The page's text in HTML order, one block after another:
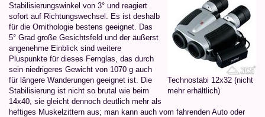
Technostabi 12x32 (nicht
mehr erhältlich)
Stabilisierungswinkel von 3° und reagiert
sofort auf Richtungswechsel. Es ist deshalb
für die Ornithologie bestens geeignet. Das
5° Grad große Gesichtsfeld und der äußerst
angenehme Einblick sind weitere
Pluspunkte für dieses Fernglas, das durch
sein niedrigeres Gewicht von 1070 g auch
für längere Wanderungen geeignet ist. Die
Stabilisierung ist nicht so brutal wie beim
14x40, sie gleicht dennoch deutlich mehr als
heftiges Muskelzittern aus; man kann auch vom fahrenden Auto oder